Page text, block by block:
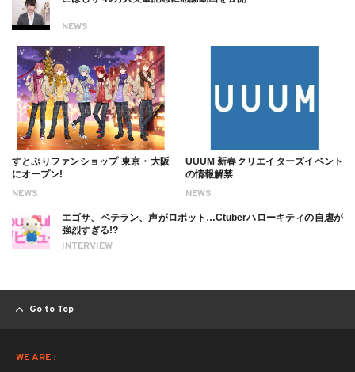
NEWS
NEWS
すとぷりファンショップ 東京・大阪
にオープン!
NEWS
UUUM 新春クリエイターズイベント
の情報解禁
INTERVIEW
エゴサ、ベテラン、声がロボット…Ctuberハローキティの自虐が
強烈すぎる!?
Go to Top
WE ARE :